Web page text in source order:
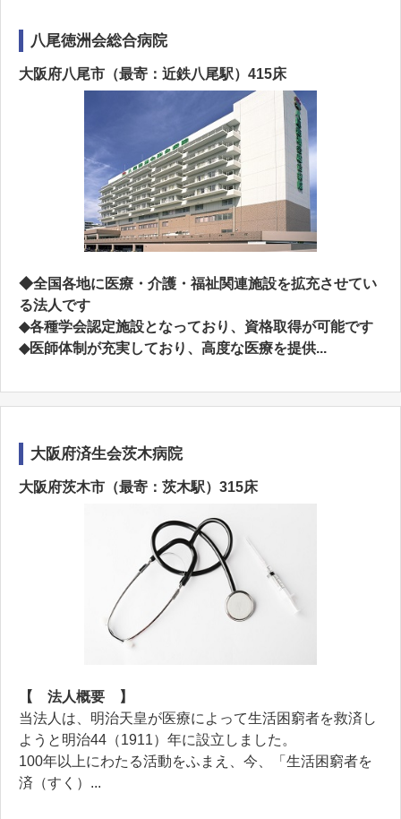
八尾徳洲会総合病院
大阪府八尾市（最寄：近鉄八尾駅）415床
◆全国各地に医療・介護・福祉関連施設を拡充させてい
る法人です
◆各種学会認定施設となっており、資格取得が可能です
◆医師体制が充実しており、高度な医療を提供...
大阪府済生会茨木病院
大阪府茨木市（最寄：茨木駅）315床
【 法人概要 】
当法人は、明治天皇が医療によって生活困窮者を救済し
ようと明治44（1911）年に設立しました。
100年以上にわたる活動をふまえ、今、「生活困窮者を
済（すく）...